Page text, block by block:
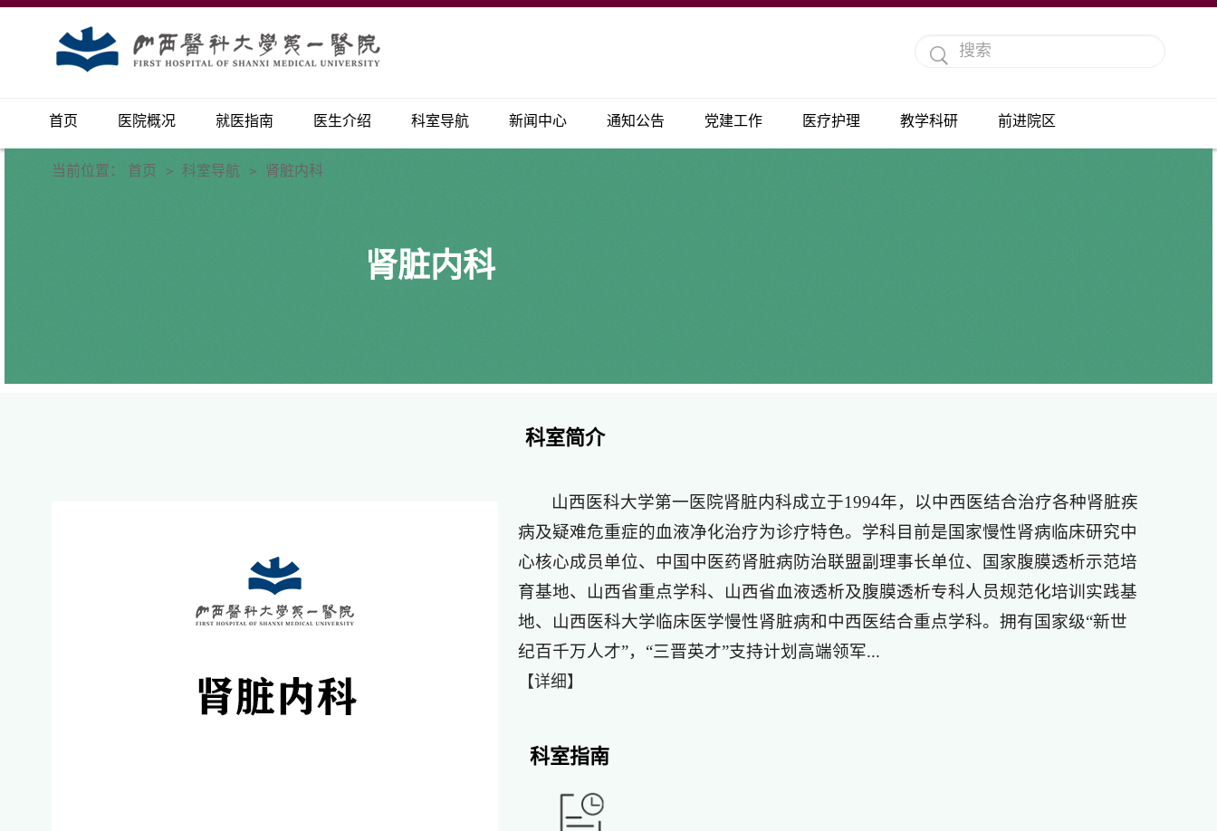
首页 医院概况 就医指南 医生介绍 科室导航 新闻中心 通知公告 党建工作 医疗护理 教学科研 前进院区
当前位置： 首页 > 科室导航 > 肾脏内科
肾脏内科
科室简介
山西医科大学第一医院肾脏内科成立于1994年，以中西医结合治疗各种肾脏疾
病及疑难危重症的血液净化治疗为诊疗特色。学科目前是国家慢性肾病临床研究中
心核心成员单位、中国中医药肾脏病防治联盟副理事长单位、国家腹膜透析示范培
育基地、山西省重点学科、山西省血液透析及腹膜透析专科人员规范化培训实践基
地、山西医科大学临床医学慢性肾脏病和中西医结合重点学科。拥有国家级“新世
纪百千万人才”，“三晋英才”支持计划高端领军...
【详细】
科室指南